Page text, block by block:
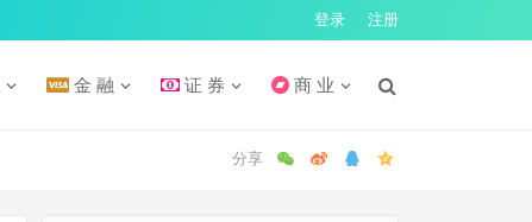
登录 注册
金 融 证 券 商 业